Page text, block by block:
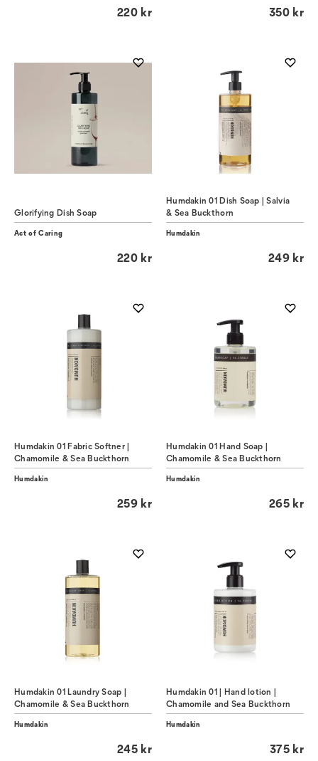
220 kr 350 kr
Glorifying Dish Soap
Act of Caring
220 kr
Humdakin 01 Dish Soap | Salvia
& Sea Buckthorn
Humdakin
249 kr
Humdakin 01 Fabric Softner |
Chamomile & Sea Buckthorn
Humdakin
259 kr
Humdakin 01 Hand Soap |
Chamomile & Sea Buckthorn
Humdakin
265 kr
Humdakin 01 Laundry Soap |
Chamomile & Sea Buckthorn
Humdakin
245 kr
Humdakin 01 | Hand lotion |
Chamomile and Sea Buckthorn
Humdakin
375 kr